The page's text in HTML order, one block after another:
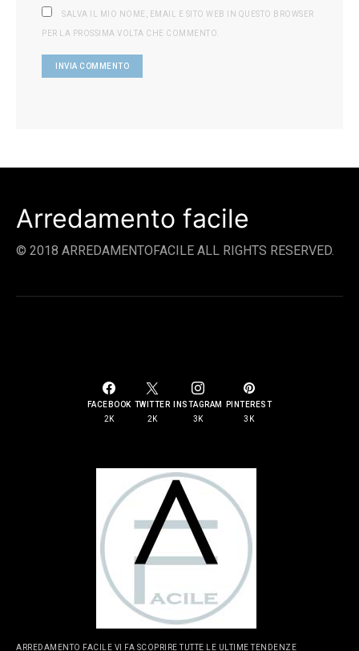
SALVA IL MIO NOME, EMAIL E SITO WEB IN QUESTO BROWSER
PER LA PROSSIMA VOLTA CHE COMMENTO.
Arredamento facile
© 2018 ARREDAMENTOFACILE ALL RIGHTS RESERVED.
FACEBOOK
2K
TWITTER
2K
INSTAGRAM
3K
PINTEREST
3K
ARREDAMENTO FACILE VI FA SCOPRIRE TUTTE LE ULTIME TENDENZE